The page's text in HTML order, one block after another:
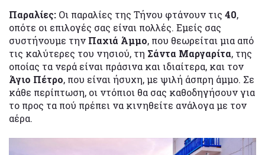
Παραλίες: Οι παραλίες της Τήνου φτάνουν τις 40,
οπότε οι επιλογές σας είναι πολλές. Εμείς σας
συστήνουμε την Παχιά Άμμο, που θεωρείται μια από
τις καλύτερες του νησιού, τη Σάντα Μαργαρίτα, της
οποίας τα νερά είναι πράσινα και ιδιαίτερα, και τον
Άγιο Πέτρο, που είναι ήσυχη, με ψιλή άσπρη άμμο. Σε
κάθε περίπτωση, οι ντόπιοι θα σας καθοδηγήσουν για
το προς τα πού πρέπει να κινηθείτε ανάλογα με τον
αέρα.